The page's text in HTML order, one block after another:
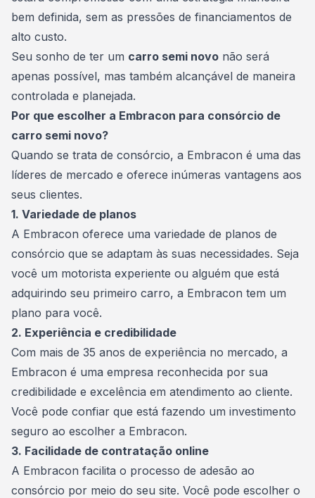
bem definida, sem as pressões de financiamentos de
alto custo.
Seu sonho de ter um carro semi novo não será
apenas possível, mas também alcançável de maneira
controlada e planejada.
Por que escolher a Embracon para consórcio de
carro semi novo?
Quando se trata de consórcio, a Embracon é uma das
líderes de mercado e oferece inúmeras vantagens aos
seus clientes.
1. Variedade de planos
A Embracon oferece uma variedade de planos de
consórcio que se adaptam às suas necessidades. Seja
você um motorista experiente ou alguém que está
adquirindo seu primeiro carro, a Embracon tem um
plano para você.
2. Experiência e credibilidade
Com mais de 35 anos de experiência no mercado, a
Embracon é uma empresa reconhecida por sua
credibilidade e excelência em atendimento ao cliente.
Você pode confiar que está fazendo um investimento
seguro ao escolher a Embracon.
3. Facilidade de contratação online
A Embracon facilita o processo de adesão ao
consórcio por meio do seu site. Você pode escolher o